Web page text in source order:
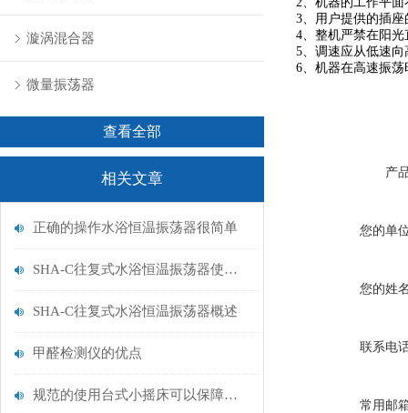
漩涡混合器
微量振荡器
查看全部
相关文章
正确的操作水浴恒温振荡器很简单
SHA-C往复式水浴恒温振荡器使用须知
SHA-C往复式水浴恒温振荡器概述
甲醛检测仪的优点
规范的使用台式小摇床可以保障其良好效果
3、用户提供的插
4、整机严禁在阳
5、调速应从低速
6、机器在高速振
产
您的单
您的姓
联系电
常用邮